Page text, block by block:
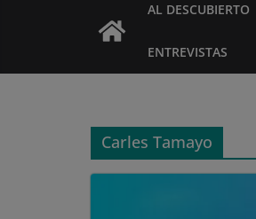
AL DESCUBIERTO
ENTREVISTAS
Carles Tamayo